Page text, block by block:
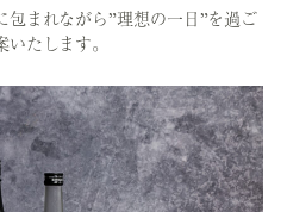
包まれながら”理想の一日”を過ご
たします。